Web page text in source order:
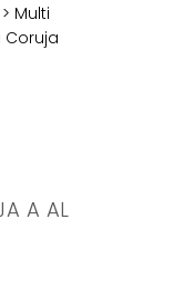
> Multi
Coruja
A AL